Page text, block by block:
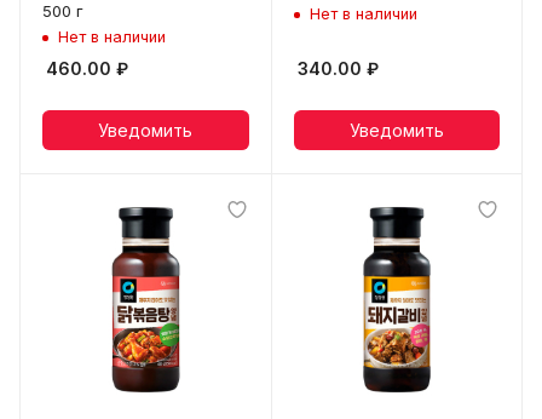
500 г
Нет в наличии
460.00 ₽
Уведомить
Нет в наличии
340.00 ₽
Уведомить